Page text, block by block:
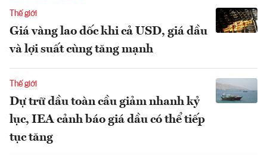
Thế giới
Giá vàng lao dốc khi cả USD, giá dầu
và lợi suất cùng tăng mạnh
Thế giới
Dự trữ dầu toàn cầu giảm nhanh kỷ
lục, IEA cảnh báo giá dầu có thể tiếp
tục tăng